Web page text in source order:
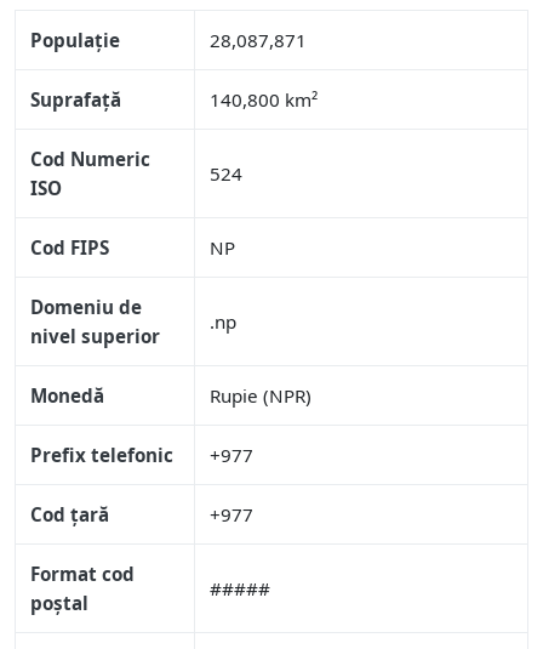
Populație 28,087,871
Suprafață 140,800 km²
Cod Numeric
ISO
524
Cod FIPS NP
Domeniu de
nivel superior
.np
Monedă Rupie (NPR)
Prefix telefonic +977
Cod țară +977
Format cod
poștal
#####